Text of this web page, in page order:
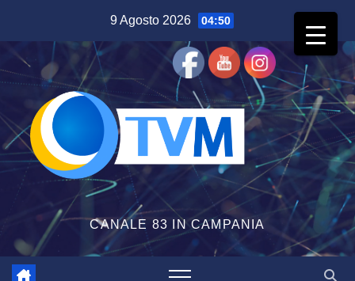
contenuto
9 Agosto 2026 04:50
CANALE 83 IN CAMPANIA